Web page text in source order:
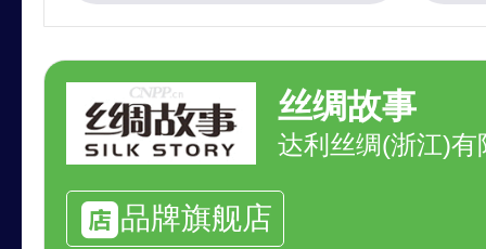
丝绸故事
达利丝绸(浙江)有
品牌旗舰店